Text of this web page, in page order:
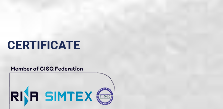
CERTIFICATE